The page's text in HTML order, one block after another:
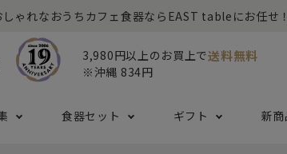
ゃれなおうちカフェ食器ならEAST tableにお任せ！
3,980円以上のお買上で送料無料
※沖縄 834円
食器セット ギフト 新商